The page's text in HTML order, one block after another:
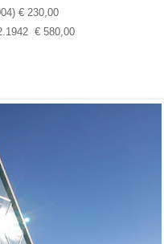
€ 230,00
€ 580,00